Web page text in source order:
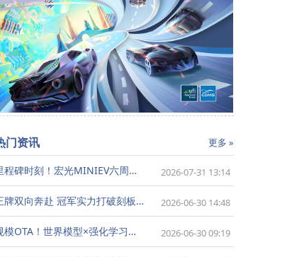
门资讯 更多 »
共庆里程碑时刻！宏光MINIEV六周年暨五菱代步车300万用户盛典8月7日将登陆成都 2026-07-31 13:14
跨界王牌双向奔赴 冠军实力打破刻板认知-张黎点赞吉利银河星耀7 MAX全能品质 2026-06-30 14:48
最大规模OTA！世界模型×强化学习，地平线HSD V2.0重构端到端上限 2026-06-30 09:19